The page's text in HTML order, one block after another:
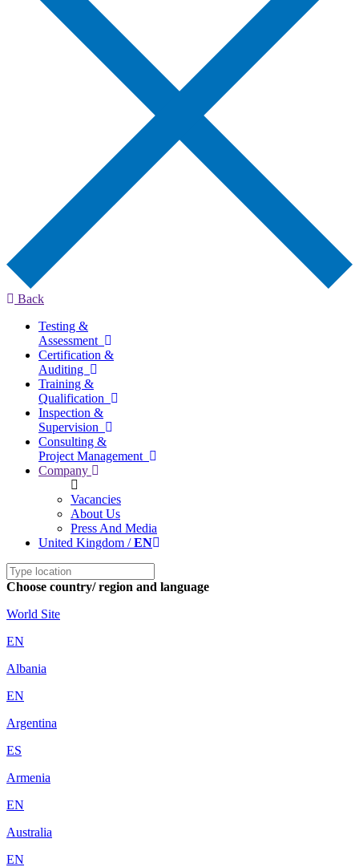
Back
Testing &
Assessment
Certification &
Auditing
Training &
Qualification
Inspection &
Supervision
Consulting &
Project Management
Company
Vacancies
About Us
Press And Media
United Kingdom /EN
Choose country/ region and language
World Site
EN
Albania
EN
Argentina
ES
Armenia
EN
Australia
EN